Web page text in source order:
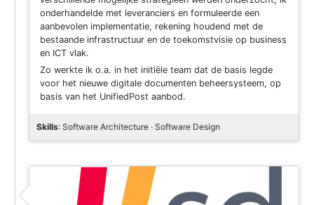
onderhandelde met leveranciers en formuleerde een
aanbevolen implementatie, rekening houdend met de
bestaande infrastructuur en de toekomstvisie op business
en ICT vlak.
Zo werkte ik o.a. in het initiële team dat de basis legde
voor het nieuwe digitale documenten beheersysteem, op
basis van het UnifiedPost aanbod.
Skills: Software Architecture · Software Design